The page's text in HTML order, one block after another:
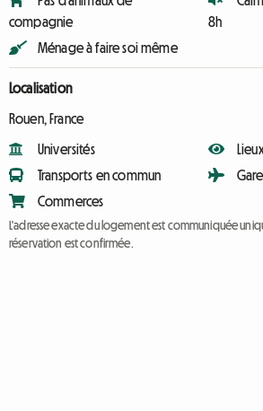
compagnie
Ménage à faire soi même
8h
Localisation
Rouen, France
Universités
Transports en commun
Commerces
Gare
L'adresse exacte du logement est communiquée
réservation est confirmée.